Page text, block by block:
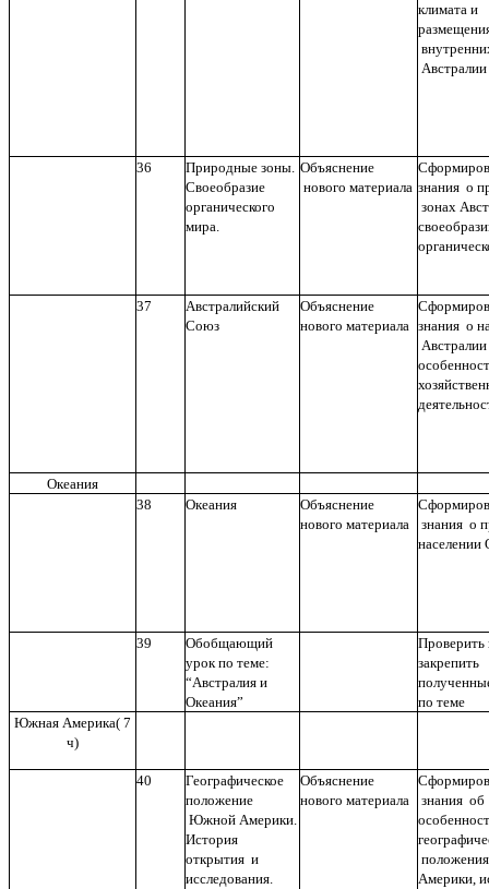
климата и
Австралии
36
Природные зоны.
Своеобразие
органического
мира.
Объяснение
нового материала знания о
зонах
37
Австралийский
Союз
Объяснение
нового материала знания о
Океания
38
Океания
Объяснение
нового материала
знания о
населении
39
Обобщающий
урок по теме:
“Австралия и
Океания”
Проверить
закрепить
по теме
Южная Америка( 7
ч)
40
Географическое
положение
Южной Америки.
История
открытия и
исследования.
Объяснение
нового материала
знания об
Америки,